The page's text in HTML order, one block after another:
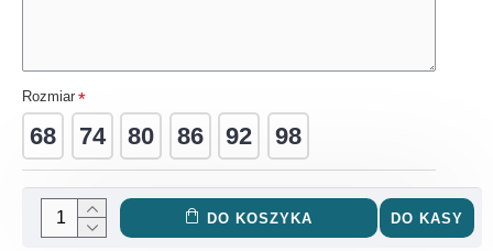
Rozmiar
68 74 80 86 92 98
DO KOSZYKA DO KASY